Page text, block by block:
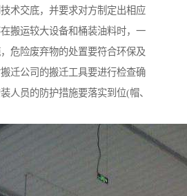
术交底，并要求对方制定出相应
搬运较大设备和桶装油料时，一
危险废弃物的处置要符合环保及
迁公司的搬迁工具要进行检查确
人员的防护措施要落实到位(帽、